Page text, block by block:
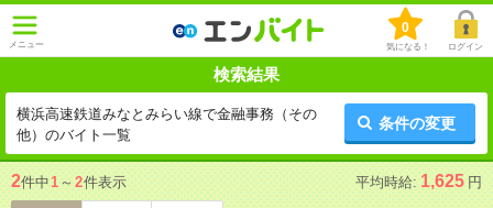
メニュー
0
気になる！ ログイン
検索結果
横浜高速鉄道みなとみらい線で金融事務（その
他）のバイト一覧
条件の変更
2件中1 ～ 2件表示 平均時給: 1,625 円